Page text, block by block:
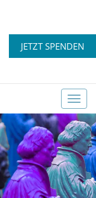
JETZT SPENDEN
T
o
g
g
l
e
n